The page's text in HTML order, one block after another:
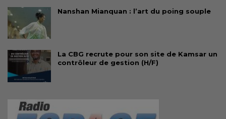
Nanshan Mianquan : l’art du poing souple
La CBG recrute pour son site de Kamsar un
contrôleur de gestion (H/F)